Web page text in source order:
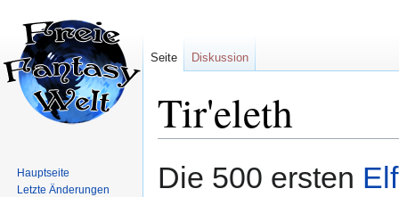
Tir'eleth
Navigation
Suche
Die 500 ersten
Seite Diskussion
Hauptseite
Letzte Änderungen